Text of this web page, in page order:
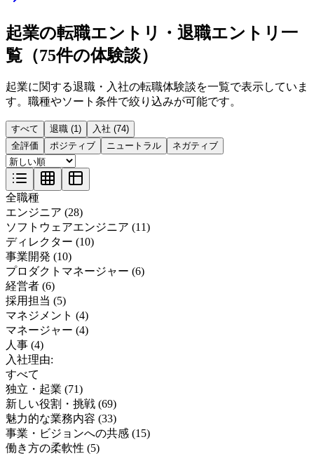
起業の転職エントリ・退職エントリ一
覧（75件の体験談）
起業に関する退職・入社の転職体験談を一覧で表示していま
す。職種やソート条件で絞り込みが可能です。
すべて 退職 (1)
入社 (74)
全評価
ポジティブ ニュートラル ネガティブ
全職種
エンジニア (28)
ソフトウェアエンジニア (11)
ディレクター (10)
事業開発 (10)
プロダクトマネージャー (6)
経営者 (6)
採用担当 (5)
マネジメント (4)
マネージャー (4)
人事 (4)
入社理由:
すべて
独立・起業 (71)
新しい役割・挑戦 (69)
魅力的な業務内容 (33)
事業・ビジョンへの共感 (15)
働き方の柔軟性 (5)